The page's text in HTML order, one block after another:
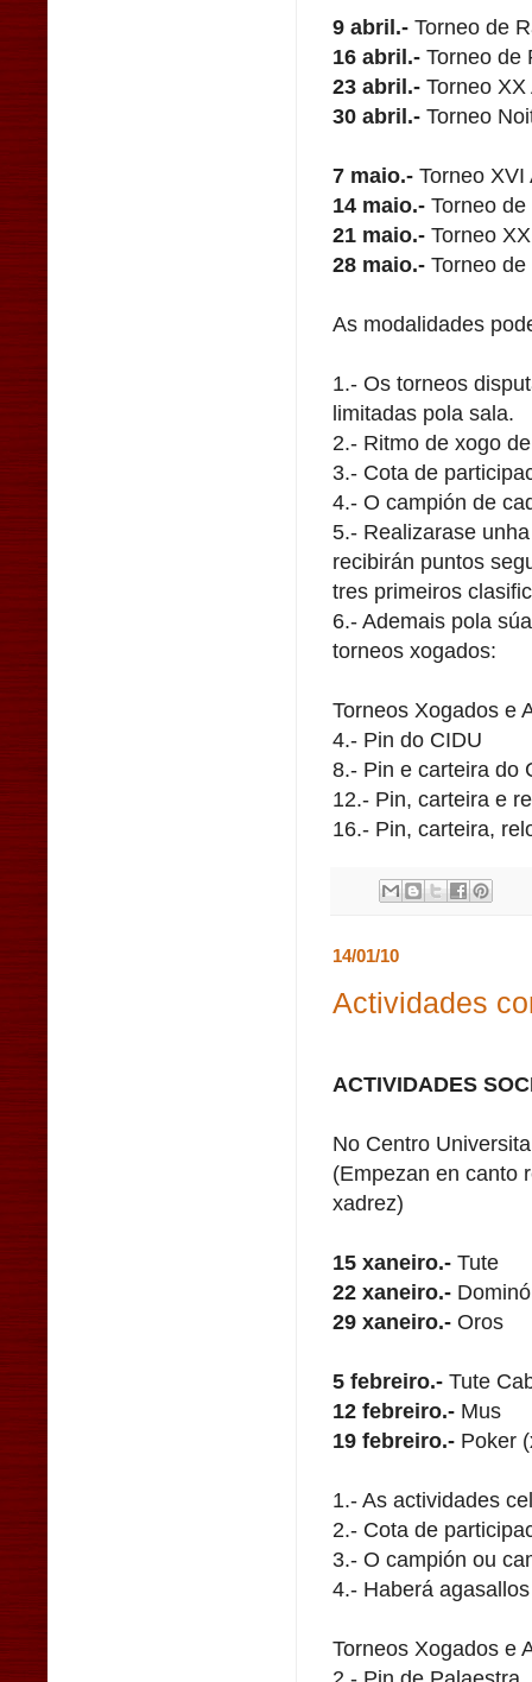
9 abril.- Torneo de
16 abril.- Torneo de
23 abril.- Torneo
30 abril.- Torneo
7 maio.- Torneo
14 maio.- Torneo
21 maio.- Torneo
28 maio.- Torneo
As modalidades
1.- Os torneos
limitadas pola sala.
2.- Ritmo de xogo
3.- Cota de
4.- O campión de
5.- Realizarase
recibirán puntos
tres primeiros
6.- Ademais pola
torneos xogados:
Torneos Xogados e
4.- Pin do CIDU
8.- Pin e carteira do
12.- Pin, carteira e
16.- Pin, carteira,
14/01/10
Actividades
ACTIVIDADES
No Centro
(Empezan en canto
xadrez)
15 xaneiro.- Tute
22 xaneiro.- Dominó
29 xaneiro.- Oros
5 febreiro.- Tute
12 febreiro.- Mus
19 febreiro.- Poker
1.- As actividades
2.- Cota de
3.- O campión ou
4.- Haberá
Torneos Xogados e